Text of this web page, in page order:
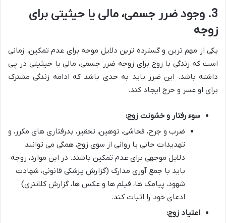
3. وجود ضرر جسمی، مالی یا حیثیتی برای
زوجه
یکی از مهم ترین و گسترده ترین دلایل موجه برای عدم تمکین، زمانی
است که زندگی با زوج برای زوجه ضرر جسمی، مالی یا حیثیتی در پی
داشته باشد. این ضرر باید به حدی باشد که ادامه زندگی مشترک
برای او عسر و حرج ایجاد کند.
سوء رفتار و خشونت زوج:
ضرب و جرح، فحاشی، توهین، تحقیر، بدرفتاری های مکرر، و
تهدیدات جانی یا روانی از سوی زوج، همگی می توانند
دلایل موجهی برای عدم تمکین باشند. در این موارد، زوجه
باید با جمع آوری مدارک (گزارش پزشکی قانونی، شهادت
شهود، پیامک ها، فیلم ها و عکس ها، گزارش کلانتری)
ادعای خود را اثبات کند.
اعتیاد زوج: